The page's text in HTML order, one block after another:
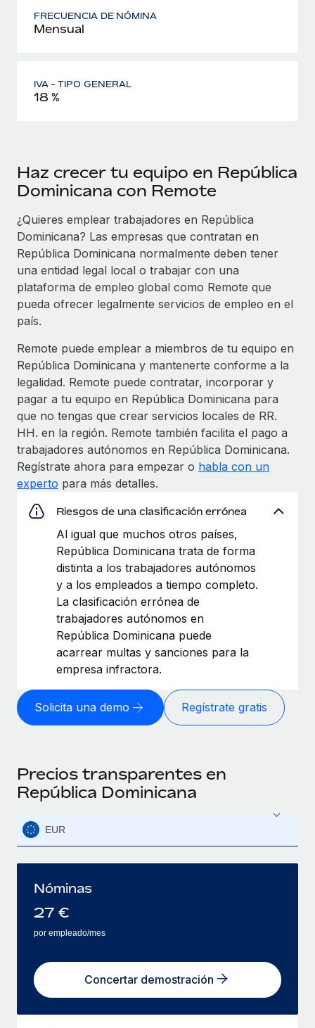
FRECUENCIA DE NÓMINA
Mensual
IVA - TIPO GENERAL
18 %
Haz crecer tu equipo en República
Dominicana con Remote
¿Quieres emplear trabajadores en República
Dominicana? Las empresas que contratan en
República Dominicana normalmente deben tener
una entidad legal local o trabajar con una
plataforma de empleo global como Remote que
pueda ofrecer legalmente servicios de empleo en el
país.
Remote puede emplear a miembros de tu equipo en
República Dominicana y mantenerte conforme a la
legalidad. Remote puede contratar, incorporar y
pagar a tu equipo en República Dominicana para
que no tengas que crear servicios locales de RR.
HH. en la región. Remote también facilita el pago a
trabajadores autónomos en República Dominicana.
Regístrate ahora para empezar o habla con un
experto para más detalles.
Riesgos de una clasificación errónea
Al igual que muchos otros países,
República Dominicana trata de forma
distinta a los trabajadores autónomos
y a los empleados a tiempo completo.
La clasificación errónea de
trabajadores autónomos en
República Dominicana puede
acarrear multas y sanciones para la
empresa infractora.
Solicita una demo Regístrate gratis
Precios transparentes en
República Dominicana
EUR
Nóminas
27 €
por empleado/mes
Concertar demostración